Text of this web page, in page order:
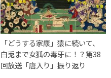
「どうする家康」猿に続いて、
白兎まで女狐の毒牙に！？第38
回放送「唐入り」振り返り